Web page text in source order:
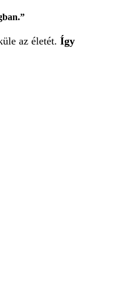
az életét. Így